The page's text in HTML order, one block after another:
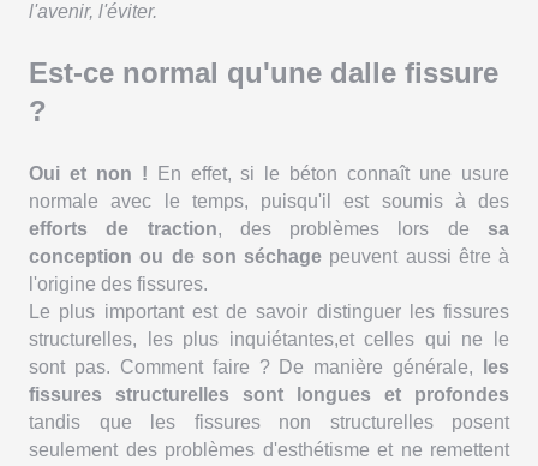
l'avenir, l'éviter.
Est-ce normal qu'une dalle fissure
?
Oui et non ! En effet, si le béton connaît une usure
normale avec le temps, puisqu'il est soumis à des
efforts de traction, des problèmes lors de sa
conception ou de son séchage peuvent aussi être à
l'origine des fissures.
Le plus important est de savoir distinguer les fissures
structurelles, les plus inquiétantes,et celles qui ne le
sont pas. Comment faire ? De manière générale,
les
fissures structurelles sont longues et profondes
tandis que les fissures non structurelles posent
seulement des problèmes d'esthétisme et ne remettent